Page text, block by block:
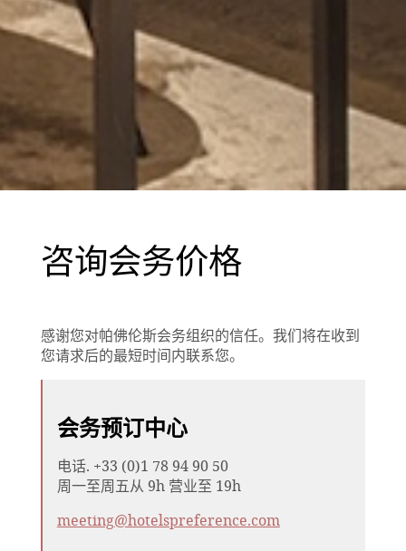
咨询会务价格
感谢您对帕佛伦斯会务组织的信任。我们将在收到
您请求后的最短时间内联系您。
会务预订中心
电话. +33 (0)1 78 94 90 50
周一至周五从 9h 营业至 19h
meeting@hotelspreference.com